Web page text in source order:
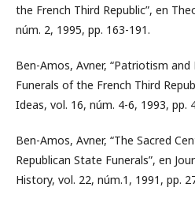
the French Third Republic”, en
núm. 2, 1995, pp. 163-191.
Ben-Amos, Avner, “Patriotism
Funerals of the French Third
Ideas, vol. 16, núm. 4-6, 1993, pp.
Ben-Amos, Avner, “The Sacred
Republican State Funerals”, en
History, vol. 22, núm.1, 1991, pp.